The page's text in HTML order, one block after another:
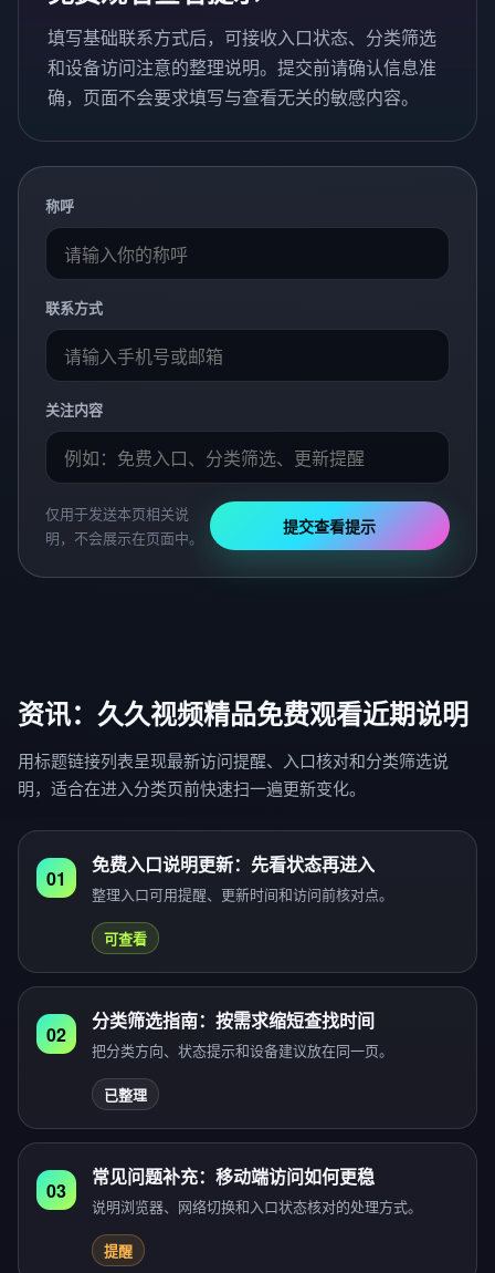
填写基础联系方式后，可接收入口状态、分类筛选
和设备访问注意的整理说明。提交前请确认信息准
确，页面不会要求填写与查看无关的敏感内容。
称呼
联系方式
关注内容
仅用于发送本页相关说
明，不会展示在页面中。
提交查看提示
资讯：久久视频精品免费观看近期说明
用标题链接列表呈现最新访问提醒、入口核对和分类筛选说
明，适合在进入分类页前快速扫一遍更新变化。
01
免费入口说明更新：先看状态再进入
整理入口可用提醒、更新时间和访问前核对点。
可查看
02
分类筛选指南：按需求缩短查找时间
把分类方向、状态提示和设备建议放在同一页。
已整理
03
常见问题补充：移动端访问如何更稳
说明浏览器、网络切换和入口状态核对的处理方式。
提醒